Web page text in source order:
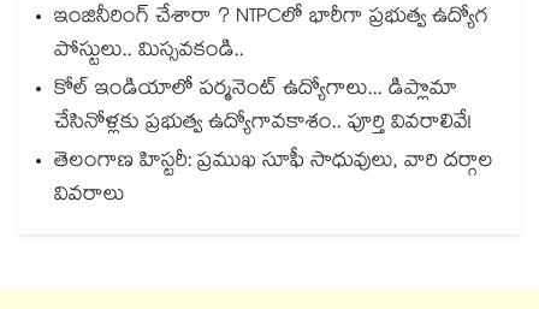
ఇంజినీరింగ్ చేశారా ? NTPCలో భారీగా ప్రభుత్వ ఉద్యోగ
పోస్టులు.. మిస్సవకండి..
కోల్ ఇండియాలో పర్మనెంట్ ఉద్యోగాలు... డిప్లొమా
చేసినోళ్లకు ప్రభుత్వ ఉద్యోగావకాశం.. పూర్తి వివరాలివే!
తెలంగాణ హిస్టరీ: ప్రముఖ సూఫీ సాధువులు, వారి దర్గాల
వివరాలు